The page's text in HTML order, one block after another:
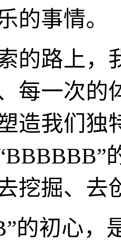
的事情。
的路上，
每一次的
造我们独
挖掘、去
的初心，